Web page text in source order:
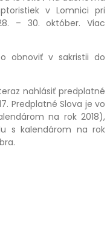
v Lomnici pri
– 30. október. Viac
obnoviť v sakristii do
nahlásiť predplatné
Predplatné Slova je vo
na rok 2018),
s kalendárom na rok